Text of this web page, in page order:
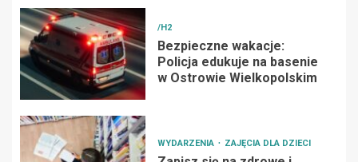
/H2
Bezpieczne wakacje:
Policja edukuje na basenie
w Ostrowie Wielkopolskim
WYDARZENIA ZAJĘCIA DLA DZIECI